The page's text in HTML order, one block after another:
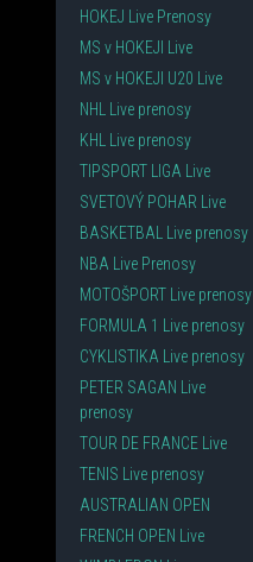
HOKEJ Live Prenosy
MS v HOKEJI Live
MS v HOKEJI U20 Live
NHL Live prenosy
KHL Live prenosy
TIPSPORT LIGA Live
SVETOVÝ POHAR Live
BASKETBAL Live prenosy
NBA Live Prenosy
MOTOŠPORT Live prenosy
FORMULA 1 Live prenosy
CYKLISTIKA Live prenosy
PETER SAGAN Live
prenosy
TOUR DE FRANCE Live
TENIS Live prenosy
AUSTRALIAN OPEN
FRENCH OPEN Live